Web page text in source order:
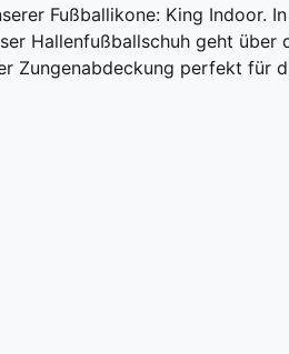
Fußballikone: King Indoor.
Hallenfußballschuh geht
Zungenabdeckung perfekt für